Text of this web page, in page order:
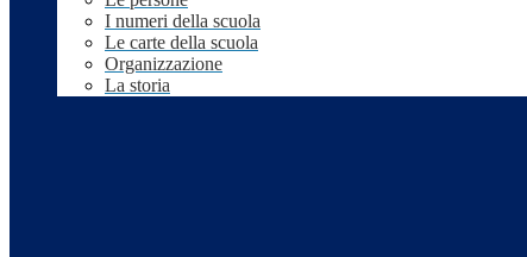
I numeri della scuola
Le carte della scuola
Organizzazione
La storia